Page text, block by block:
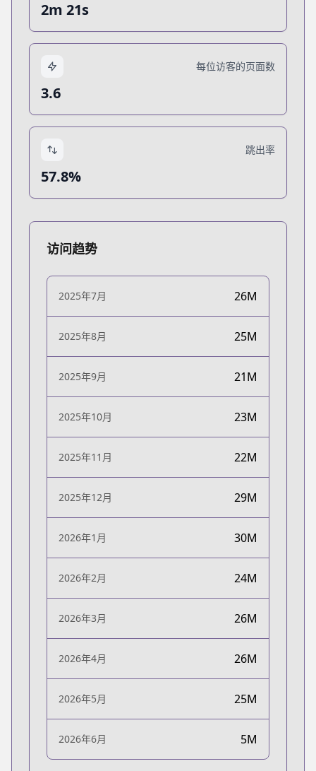
2m 21s
每位访客的页面数
3.6
跳出率
57.8%
访问趋势
2025年7月 26M
2025年8月 25M
2025年9月 21M
2025年10月 23M
2025年11月 22M
2025年12月 29M
2026年1月 30M
2026年2月 24M
2026年3月 26M
2026年4月 26M
2026年5月 25M
2026年6月 5M